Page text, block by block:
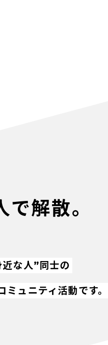
解散。
な人”同士の
ュニティ活動です。